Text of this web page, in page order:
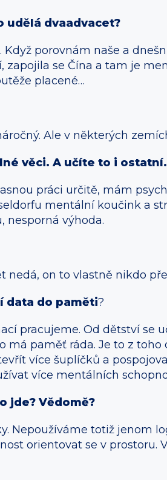
udělá dvaadvacet?
porovnám naše a
zapojila se Čína a tam je
placené…
Ale v některých
věci. A učíte to i
práci určitě, mám
mentální koučink a
nesporná výhoda.
nedá, on to vlastně nikdo
data do paměti?
pracujeme. Od dětství se
má paměť ráda. Je to z
více šuplíčků a
více mentálních
jde? Vědomě?
Nepoužíváme totiž jenom
orientovat se v prostoru.